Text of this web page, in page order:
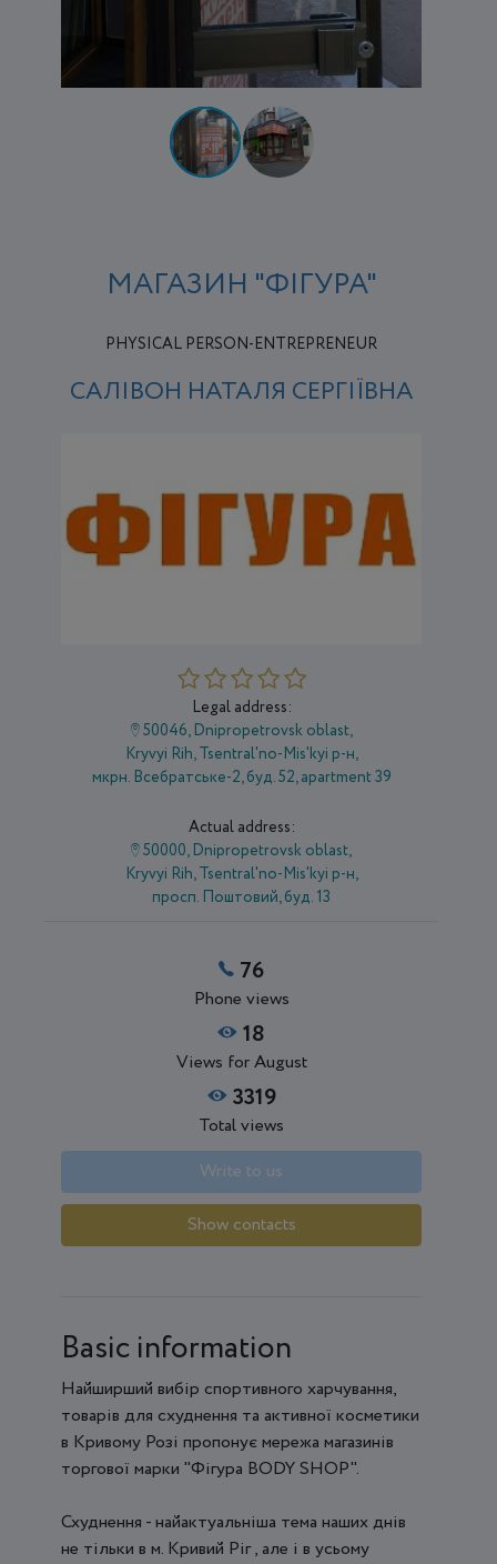
МАГАЗИН "ФІГУРА"
PHYSICAL PERSON-ENTREPRENEUR
САЛІВОН НАТАЛЯ СЕРГІЇВНА
Legal address:
50046, Dnipropetrovsk oblast,
Kryvyi Rih, Tsentral'no-Mis'kyi р-н,
мкрн. Всебратське-2, буд. 52, apartment 39
Actual address:
50000, Dnipropetrovsk oblast,
Kryvyi Rih, Tsentral'no-Mis'kyi р-н,
просп. Поштовий, буд. 13
76
Phone views
18
Views for August
3319
Total views
Write to us
Show contacts
Basic information
Найширший вибір спортивного харчування,
товарів для схуднення та активної косметики
в Кривому Розі пропонує мережа магазинів
торгової марки "Фігура BODY SHOP".
Схуднення - найактуальніша тема наших днів
не тільки в м. Кривий Ріг , але і в усьому